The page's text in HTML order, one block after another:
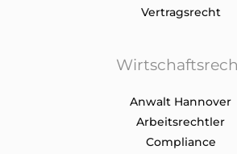
Vertragsrecht
Anwalt Hannover
Arbeitsrechtler
Compliance